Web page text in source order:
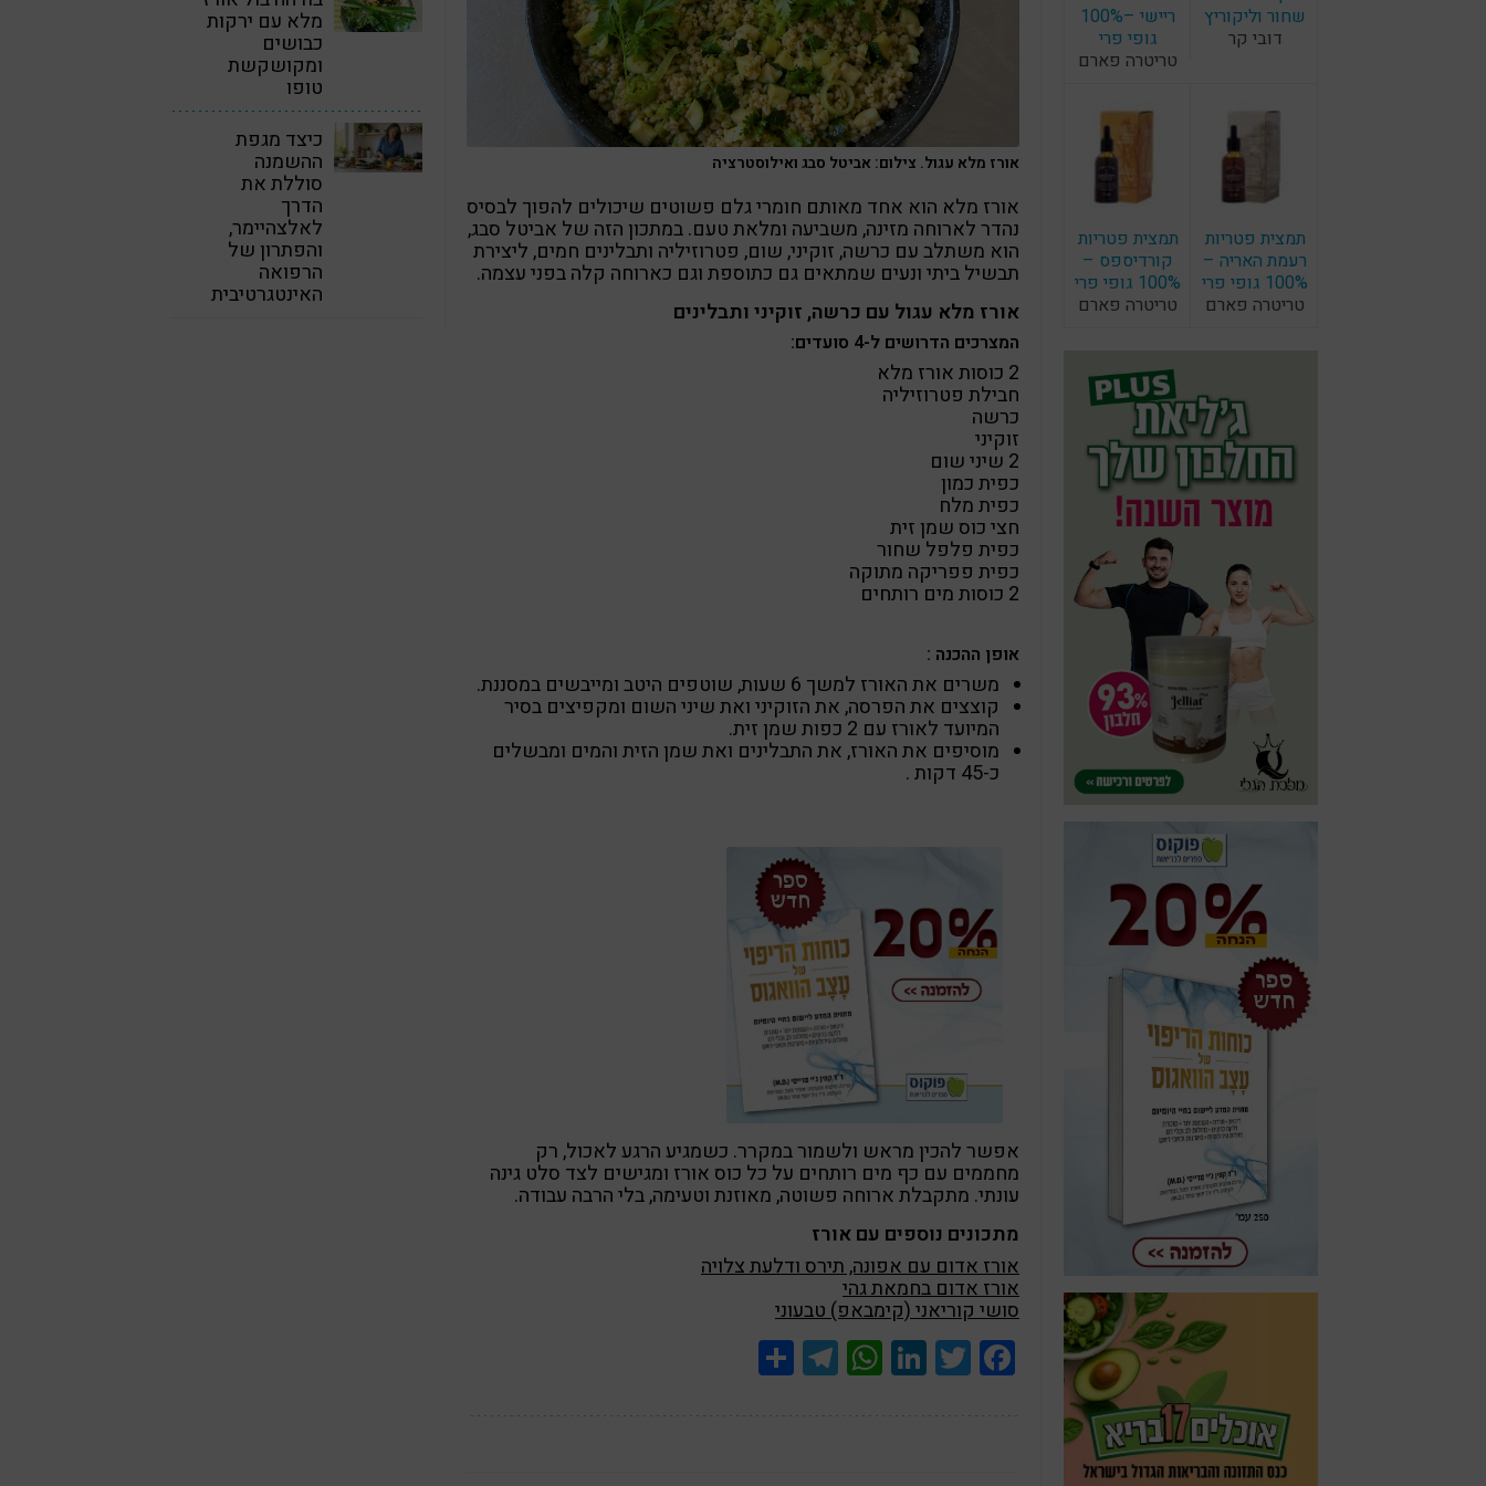
שחור וליקוריץ
דובי קר
ריישי –100%
גופי פרי
טריטרה פארם
תמצית פטריות
רעמת האריה –
100% גופי פרי
טריטרה פארם
תמצית פטריות
קורדיספס –
100% גופי פרי
טריטרה פארם
אורז מלא עגול. צילום: אביטל סבג ואילוסטרציה
אורז מלא הוא אחד מאותם חומרי גלם פשוטים שיכולים להפוך לבסיס
נהדר לארוחה מזינה, משביעה ומלאת טעם. במתכון הזה של אביטל סבג,
הוא משתלב עם כרשה, זוקיני, שום, פטרוזיליה ותבלינים חמים, ליצירת
תבשיל ביתי ונעים שמתאים גם כתוספת וגם כארוחה קלה בפני עצמה.
אורז מלא עגול עם כרשה, זוקיני ותבלינים
המצרכים הדרושים ל-4 סועדים:
2 כוסות אורז מלא
חבילת פטרוזיליה
כרשה
זוקיני
2 שיני שום
כפית כמון
כפית מלח
חצי כוס שמן זית
כפית פלפל שחור
כפית פפריקה מתוקה
2 כוסות מים רותחים
אופן ההכנה :
משרים את האורז למשך 6 שעות, שוטפים היטב ומייבשים במסננת.
קוצצים את הפרסה, את הזוקיני ואת שיני השום ומקפיצים בסיר
המיועד לאורז עם 2 כפות שמן זית.
מוסיפים את האורז, את התבלינים ואת שמן הזית והמים ומבשלים
כ-45 דקות .
אפשר להכין מראש ולשמור במקרר. כשמגיע הרגע לאכול, רק
מחממים עם כף מים רותחים על כל כוס אורז ומגישים לצד סלט גינה
עונתי. מתקבלת ארוחה פשוטה, מאוזנת וטעימה, בלי הרבה עבודה.
מתכונים נוספים עם אורז
אורז אדום עם אפונה, תירס ודלעת צלויה
אורז אדום בחמאת גהי
סושי קוריאני (קימבאפ) טבעוני
Facebook
Twitter
LinkedIn
WhatsApp
Telegram
מלא עם ירקות
כבושים
ומקושקשת
טופו
כיצד מגפת
ההשמנה
סוללת את
הדרך
לאלצהיימר,
והפתרון של
הרפואה
האינטגרטיבית